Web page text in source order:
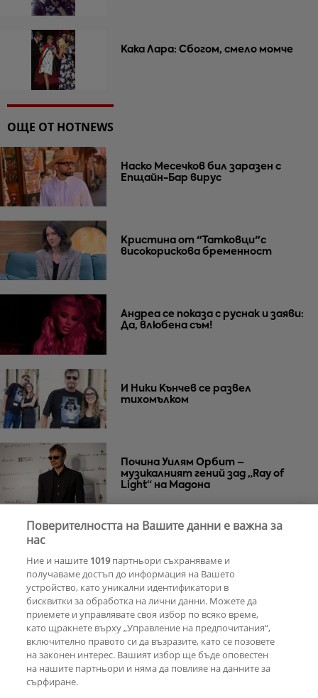
Кака Лара: Сбогом, смело момче
ОЩЕ ОТ HOTNEWS
Наско Месечков бил заразен с
Епщайн-Бар вирус
Кристина от "Татковци"с
високорискова бременност
Андреа се показа с руснак и заяви:
Да, влюбена съм!
И Ники Кънчев се развел
тихомълком
Почина Уилям Орбит –
музикалният гений зад „Ray of
Light“ на Мадона
еволюция
РЕКЛАМА
КОМЕНТАРИ
Поверителността на Вашите данни е важна за
нас
Ние и нашите 1019партньори съхраняваме и
получаваме достъп до информация на Вашето
устройство, като уникални идентификатори в
бисквитки за обработка на лични данни. Можете да
приемете и управлявате своя избор по всяко време,
като щракнете върху „Управление на предпочитания“,
включително правото си да възразите, като се позовете
на законен интерес. Вашият избор ще бъде оповестен
на нашите партньори и няма да повлияе на данните за
сърфиране.